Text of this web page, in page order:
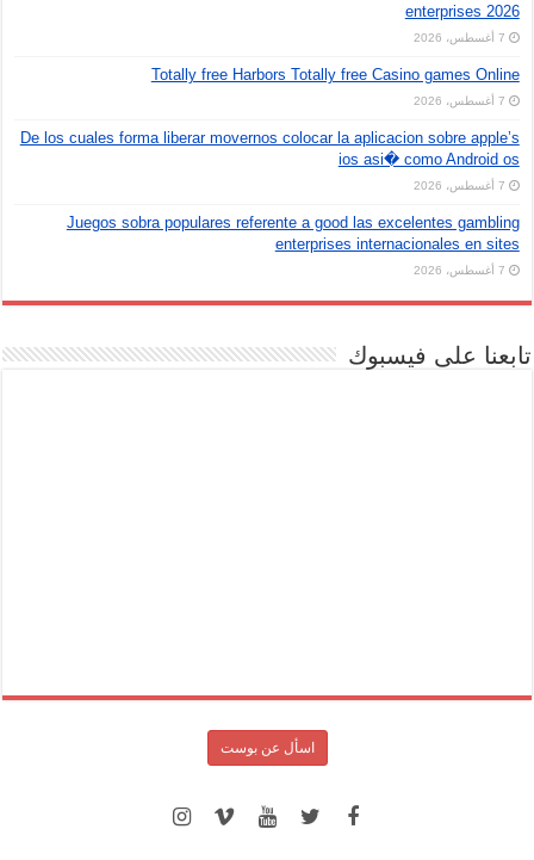
enterprises 2026
7 أغسطس، 2026
Totally free Harbors Totally free Casino games Online
7 أغسطس، 2026
De los cuales forma liberar movernos colocar la aplicacion sobre apple’s
ios asi� como Android os
7 أغسطس، 2026
Juegos sobra populares referente a good las excelentes gambling
enterprises internacionales en sites
7 أغسطس، 2026
تابعنا على فيسبوك
اسأل عن بوست